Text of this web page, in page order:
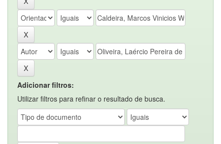
Adicionar filtros:
Utilizar filtros para refinar o resultado de busca.